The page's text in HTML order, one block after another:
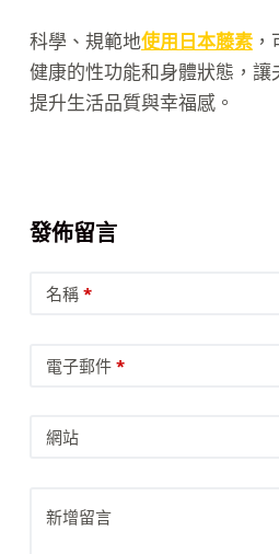
科學、規範地使用日本藤素，
健康的性功能和身體狀態，
提升生活品質與幸福感。
發佈留言
名稱*
電子郵件*
網站
新增留言